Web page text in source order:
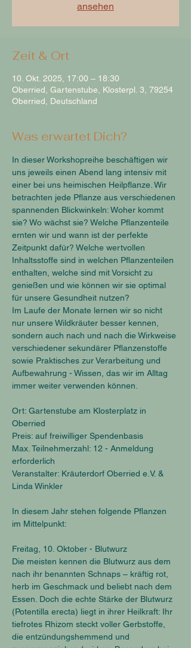
ansehen
Zeit & Ort
10. Okt. 2025, 17:00 – 18:30
Oberried, Gartenstube, Klosterpl. 3, 79254
Oberried, Deutschland
Was erwartet Dich?
In dieser Workshopreihe beschäftigen wir
uns jeweils einen Abend lang intensiv mit
einer bei uns heimischen Heilpflanze. Wir
betrachten jede Pflanze aus verschiedenen
spannenden Blickwinkeln: Woher kommt
sie? Wo wächst sie? Welche Pflanzenteile
ernten wir und wann ist der perfekte
Zeitpunkt dafür? Welche wertvollen
Inhaltsstoffe sind in welchen Pflanzenteilen
enthalten, welche sind mit Vorsicht zu
genießen und wie können wir sie optimal
für unsere Gesundheit nutzen?
Im Laufe der Monate lernen wir so nicht
nur unsere Wildkräuter besser kennen,
sondern auch nach und nach die Wirkweise
verschiedener sekundärer Pflanzenstoffe
sowie Praktisches zur Verarbeitung und
Aufbewahrung - Wissen, das wir im Alltag
immer weiter verwenden können.
Ort: Gartenstube am Klosterplatz in
Oberried
Preis: auf freiwilliger Spendenbasis
Max. Teilnehmerzahl: 12 - Anmeldung
erforderlich
Veranstalter: Kräuterdorf Oberried e.V. &
Linda Winkler
In diesem Jahr stehen folgende Pflanzen
im Mittelpunkt:
Freitag, 10. Oktober - Blutwurz
Die meisten kennen die Blutwurz aus dem
nach ihr benannten Schnaps – kräftig rot,
herb im Geschmack und beliebt nach dem
Essen. Doch die echte Stärke der Blutwurz
(Potentilla erecta) liegt in ihrer Heilkraft: Ihr
tiefrotes Rhizom steckt voller Gerbstoffe,
die entzündungshemmend und